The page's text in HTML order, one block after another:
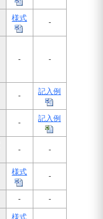
様式 -
- -
- 記入例
- 記入例
- -
様式 -
- -
様式